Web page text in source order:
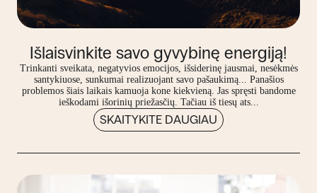
Išlaisvinkite savo gyvybinę energiją!
Trinkanti sveikata, negatyvios emocijos, išsiderinę jausmai, nesėkmės
santykiuose, sunkumai realizuojant savo pašaukimą... Panašios
problemos šiais laikais kamuoja kone kiekvieną. Jas spręsti bandome
ieškodami išorinių priežasčių. Tačiau iš tiesų ats...
SKAITYKITE DAUGIAU